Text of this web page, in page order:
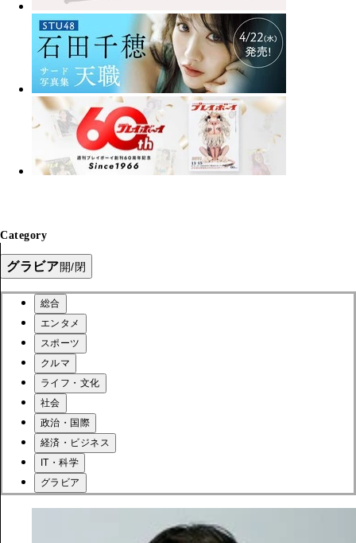
Category
グラビア開/閉
総合
エンタメ
スポーツ
クルマ
ライフ・文化
社会
政治・国際
経済・ビジネス
IT・科学
グラビア